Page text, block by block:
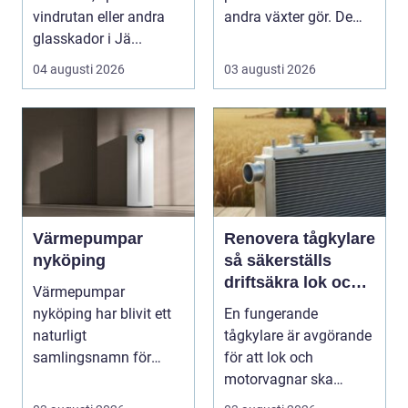
vindrutan eller andra
glasskador i Jä...
04 augusti 2026
andra växter gör. De
03 augusti 2026
Värmepumpar
nyköping
Värmepumpar
nyköping har blivit ett
naturligt
samlingsnamn för
kombinera lägre ene...
Renovera tågkylare
så säkerställs
driftsäkra lok och
tågsystem
En fungerande
tågkylare är avgörande
för att lok och
motorvagnar ska
kunna leverera pålitlig